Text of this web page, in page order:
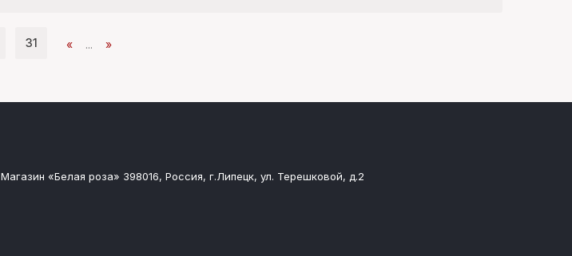
« ...
31 »
Магазин «Белая роза» 398016, Россия, г.Липецк, ул. Терешковой, д.2